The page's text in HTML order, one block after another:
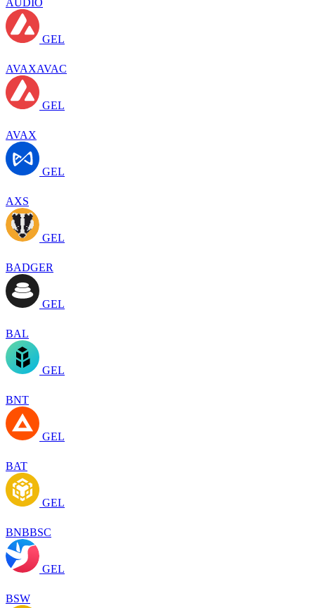
GEL
AVAXAVAC
GEL
AVAX
GEL
AXS
GEL
BADGER
GEL
BAL
GEL
BNT
GEL
BAT
GEL
BNBBSC
GEL
BSW